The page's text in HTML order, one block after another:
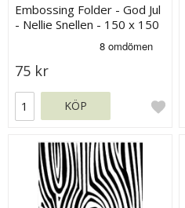
Embossing Folder - God Jul
- Nellie Snellen - 150 x 150
75 kr
KÖP